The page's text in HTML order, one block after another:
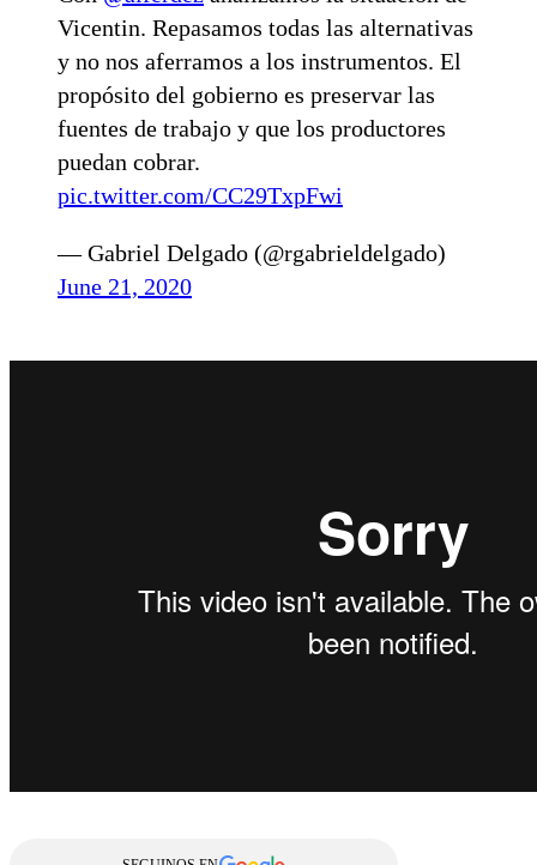
Vicentin. Repasamos todas las alternativas
y no nos aferramos a los instrumentos. El
propósito del gobierno es preservar las
fuentes de trabajo y que los productores
puedan cobrar.
pic.twitter.com/CC29TxpFwi
— Gabriel Delgado (@rgabrieldelgado)
June 21, 2020